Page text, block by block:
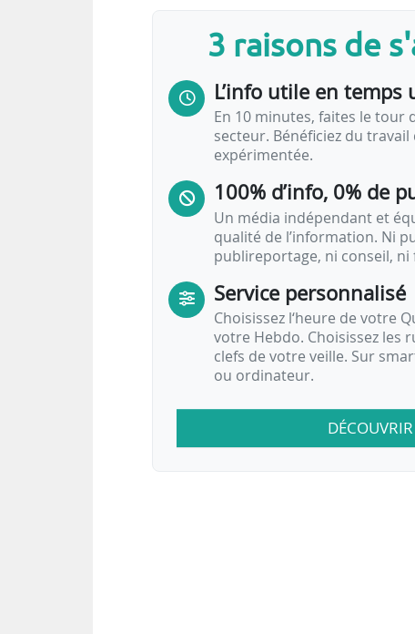
Free Now est l’une des joint-
plateforme européenne de
3 raisons de
L’info utile en temps
En 10 minutes, faites le tour
secteur. Bénéficiez du travail
expérimentée.
100% d’info, 0% de
Un média indépendant et
qualité de l’information. Ni
publireportage, ni conseil,
Service personnalisé
Choisissez l‘heure de votre
votre Hebdo. Choisissez les
clefs de votre veille. Sur
ou ordinateur.
DÉCOUVRIR